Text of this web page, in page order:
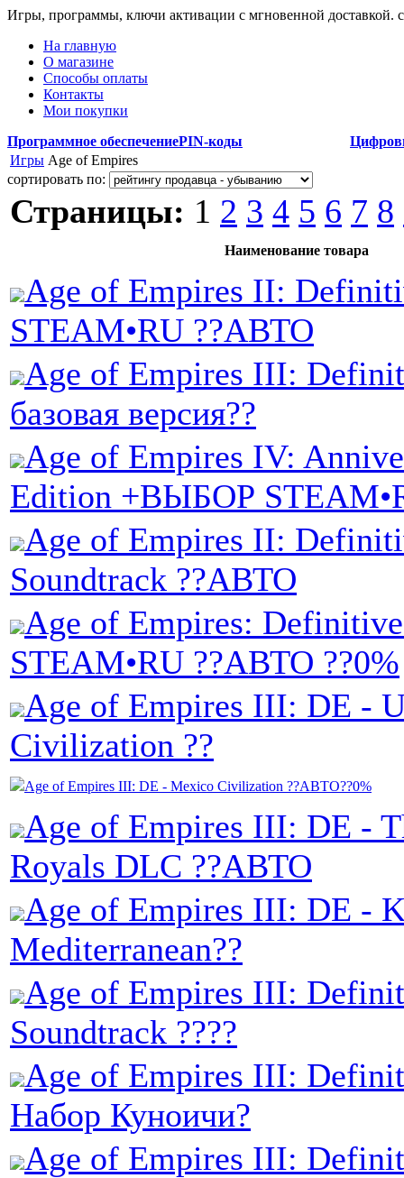
Игры, программы, ключи активации с мгновенной доставкой.
На главную
О магазине
Способы оплаты
Контакты
Мои покупки
Программное обеспечениеPIN-коды
Игры Age of Empires
сортировать по:
Страницы: 1 2 3 4 5 6 7 8
Наименование товара
Age of Empires II:
STEAM•RU ??АВТО
Age of Empires III:
базовая версия??
Age of Empires IV:
Edition +ВЫБОР
Age of Empires II:
Soundtrack ??АВТО
Age of Empires:
STEAM•RU ??АВТО ??0%
Age of Empires III: DE -
Civilization ??
Age of Empires III: DE - Mexico Civilization ??АВТО??0%
Age of Empires III: DE -
Royals DLC ??АВТО
Age of Empires III: DE -
Mediterranean??
Age of Empires III:
Soundtrack ????
Age of Empires III:
Набор Куноичи?
Age of Empires III: